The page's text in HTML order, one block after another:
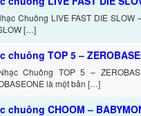
Chuông LIVE FAST DIE
[…]
chuông TOP 5 –
Chuông TOP 5 –
là một bản […]
chuông CHOOM –